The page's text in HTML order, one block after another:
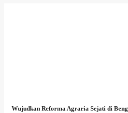
Wujudkan Reforma Agraria Sejati di